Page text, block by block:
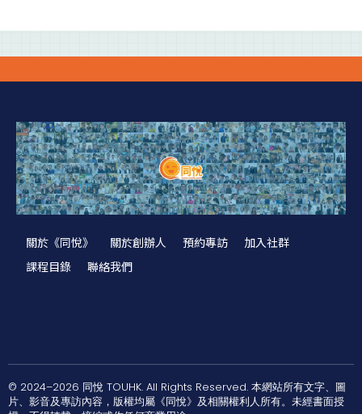
關於《同悅》 關於創辦人 預約專訪
加入社群
課程目錄
聯絡我們
© 2024–2026 同悅 TOUHK. All Rights Reserved. 本網站所有文字、圖
片、影音及專訪內容，版權均屬《同悅》及相關權利人所有。未經書面授